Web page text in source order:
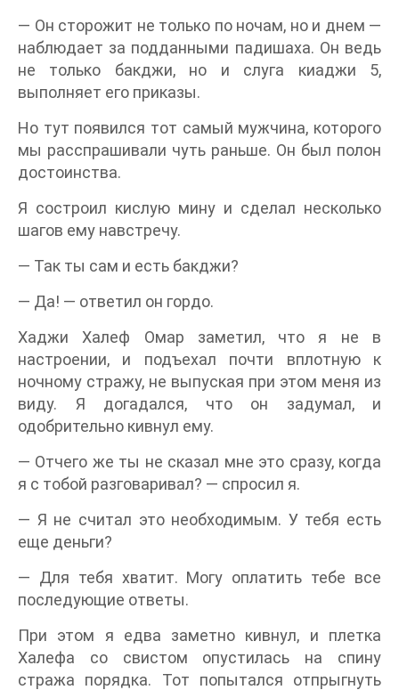
— Он сторожит не только по ночам, но и днем —
наблюдает за подданными падишаха. Он ведь
не только бакджи, но и слуга киаджи 5,
выполняет его приказы.
Но тут появился тот самый мужчина, которого
мы расспрашивали чуть раньше. Он был полон
достоинства.
Я состроил кислую мину и сделал несколько
шагов ему навстречу.
— Так ты сам и есть бакджи?
— Да! — ответил он гордо.
Хаджи Халеф Омар заметил, что я не в
настроении, и подъехал почти вплотную к
ночному стражу, не выпуская при этом меня из
виду. Я догадался, что он задумал, и
одобрительно кивнул ему.
— Отчего же ты не сказал мне это сразу, когда
я с тобой разговаривал? — спросил я.
— Я не считал это необходимым. У тебя есть
еще деньги?
— Для тебя хватит. Могу оплатить тебе все
последующие ответы.
При этом я едва заметно кивнул, и плетка
Халефа со свистом опустилась на спину
стража порядка. Тот попытался отпрыгнуть